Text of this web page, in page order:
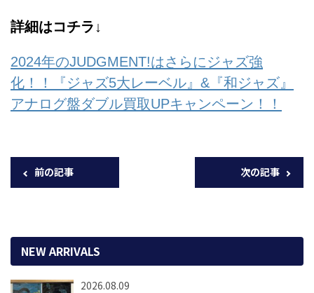
詳細はコチラ↓
2024年のJUDGMENT!はさらにジャズ強
化！！『ジャズ5大レーベル』&『和ジャズ』
アナログ盤ダブル買取UPキャンペーン！！
前の記事 次の記事
NEW ARRIVALS
2026.08.09